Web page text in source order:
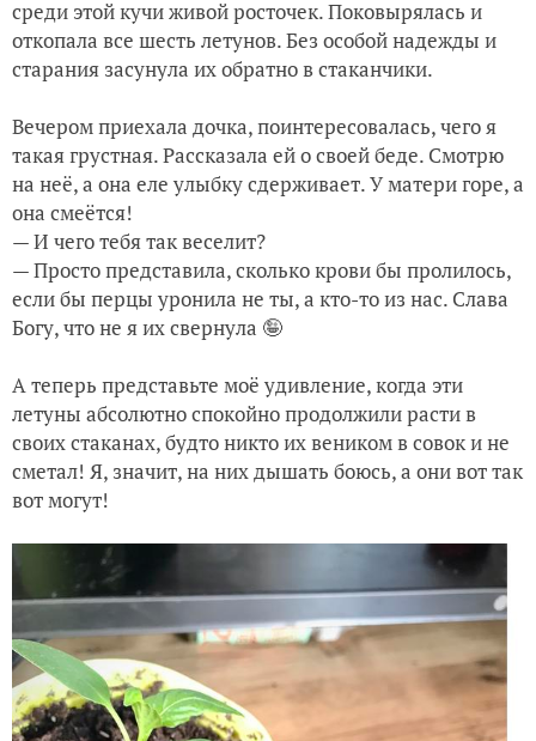
среди этой кучи живой росточек. Поковырялась и
откопала все шесть летунов. Без особой надежды и
старания засунула их обратно в стаканчики.
Вечером приехала дочка, поинтересовалась, чего я
такая грустная. Рассказала ей о своей беде. Смотрю
на неё, а она еле улыбку сдерживает. У матери горе, а
она смеётся!
— И чего тебя так веселит?
— Просто представила, сколько крови бы пролилось,
если бы перцы уронила не ты, а кто-то из нас. Слава
Богу, что не я их свернула 🤪
А теперь представьте моё удивление, когда эти
летуны абсолютно спокойно продолжили расти в
своих стаканах, будто никто их веником в совок и не
сметал! Я, значит, на них дышать боюсь, а они вот так
вот могут!